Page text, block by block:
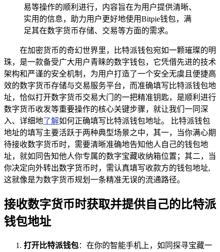
易等操作的顺利进行，内容旨在为用户提供清晰、
实用的信息，助力用户更好地使用Bitpie钱包，满
足其在数字货币存储、交易等方面的需求。
在加密货币的奇幻世界里，比特派钱包宛如一颗璀璨的明
珠，是一款备受广大用户青睐的数字钱包，它凭借先进的技术
架构和严谨的安全机制，为用户打造了一个安全无虞且便捷高
效的数字货币存储与交易服务平台，而准确填写比特派钱包地
址，恰似打开数字货币交易大门的一把精准钥匙，是顺利进行
数字货币收发等重要操作的核心关键步骤，就让我们一同深
入、详细地了解如何正确填写比特派钱包地址。 比特派钱包
地址的填写主要活跃于两种典型场景之中，其一，当你满心期
待接收数字货币时，需要清晰准确地告知他人自己的钱包地
址，就如同告知他人你专属的数字宝藏收纳箱位置；其二，当
你决定向外转出数字货币时，需认真填写收款方的钱包地址,
这就像是为数字货币规划一条精准无误的流通路径。
接收数字货币时获取并提供自己的比特派
钱包地址
打开比特派钱包：在你的智能手机上，如同探寻宝藏一